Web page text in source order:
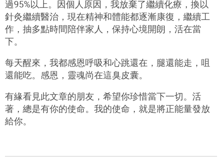
過95%以上。因個人原因，我放棄了繼續化療，換以
針灸繼續醫治，現在精神和體能都逐漸康復，繼續工
作，抽多點時間陪伴家人，保持心境開朗，活在當
下。
每天醒來，我都感恩呼吸和心跳還在，腿還能走，咀
還能吃。感恩，靈魂尚在這臭皮囊。
有緣看見此文章的朋友，希望你珍惜當下一切。活
著，總是有你的使命。我的使命，就是將正能量發放
給你。